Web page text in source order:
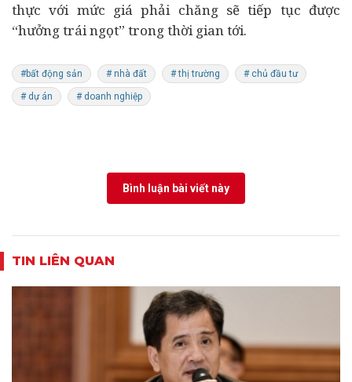
thực với mức giá phải chăng sẽ tiếp tục được
“hưởng trái ngọt” trong thời gian tới.
#bất động sản # nhà đất # thị trường # chủ đầu tư
# dự án # doanh nghiệp
Bình luận bài viết này
TIN LIÊN QUAN